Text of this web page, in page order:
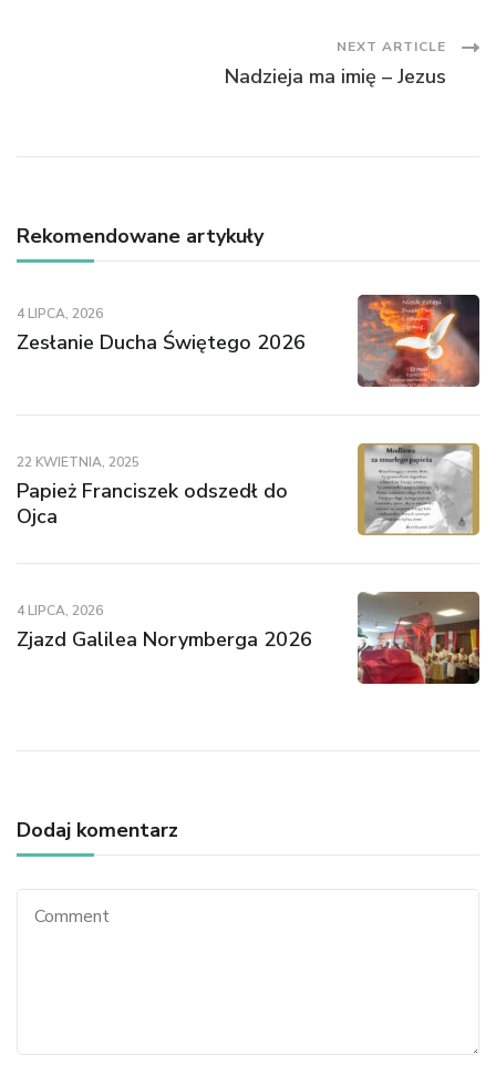
NEXT ARTICLE
Nadzieja ma imię – Jezus
Rekomendowane artykuły
4 LIPCA, 2026
Zesłanie Ducha Świętego 2026
22 KWIETNIA, 2025
Papież Franciszek odszedł do
Ojca
4 LIPCA, 2026
Zjazd Galilea Norymberga 2026
Dodaj komentarz